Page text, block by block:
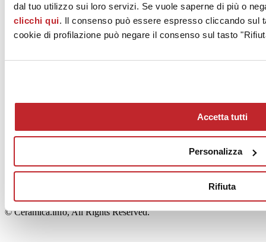
dal tuo utilizzo sui loro servizi. Se vuole saperne di più o
clicchi qui. Il consenso può essere espresso cliccando sul
cookie di profilazione può negare il consenso sul tasto
Accetta tutti
Personalizza
Rifiuta
News
aziende
Edi.Cer S.p.a. Società unipersonale
Viale Monte Santo, 40 - 41049 Sassuolo (MO) - Italy
00853700367
Iscrizione al Registro delle Imprese: REA Modena 189678
© Ceramica.info, All Rights Reserved.